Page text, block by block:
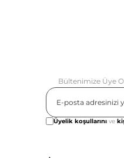
Bültenimize Üye
Üyelik koşullarını ve